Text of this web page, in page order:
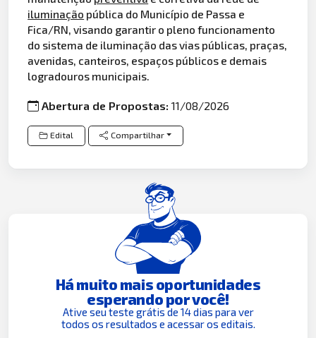
iluminação pública do Município de Passa e
Fica/RN, visando garantir o pleno funcionamento
do sistema de iluminação das vias públicas, praças,
avenidas, canteiros, espaços públicos e demais
logradouros municipais.
Abertura de Propostas:11/08/2026
Edital Compartilhar
Há muito mais oportunidades
esperando por você!
Ative seu teste grátis de 14 dias para ver
todos os resultados e acessar os editais.